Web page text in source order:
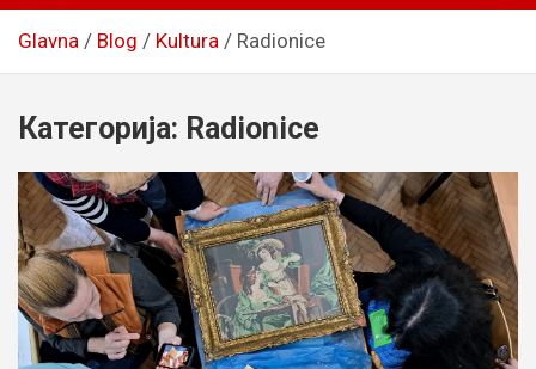
Glavna Blog Kultura Radionice
Категорија: Radionice